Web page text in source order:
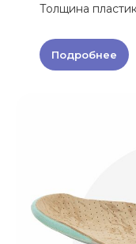
Толщина
Подробнее